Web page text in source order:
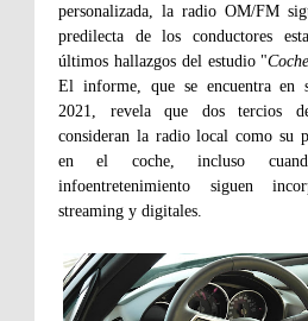
personalizada, la radio OM/FM
predilecta de los conductores
últimos hallazgos del estudio "
El informe, que se encuentra en
2021, revela que dos tercios
consideran la radio local como su
en el coche, incluso
infoentretenimiento siguen
streaming y digitales.